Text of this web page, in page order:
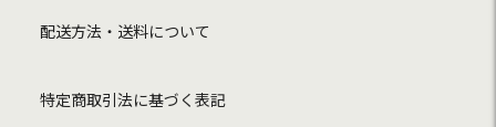
配送方法・送料について
特定商取引法に基づく表記